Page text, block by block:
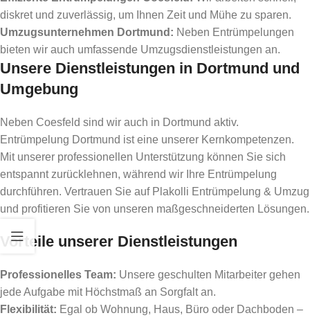
diskret und zuverlässig, um Ihnen Zeit und Mühe zu sparen.
Umzugsunternehmen Dortmund: Neben Entrümpelungen
bieten wir auch umfassende Umzugsdienstleistungen an.
Unsere Dienstleistungen in Dortmund und
Umgebung
Neben Coesfeld sind wir auch in Dortmund aktiv.
Entrümpelung Dortmund ist eine unserer Kernkompetenzen.
Mit unserer professionellen Unterstützung können Sie sich
entspannt zurücklehnen, während wir Ihre Entrümpelung
durchführen. Vertrauen Sie auf Plakolli Entrümpelung & Umzug
und profitieren Sie von unseren maßgeschneiderten Lösungen.
Vorteile unserer Dienstleistungen
Professionelles Team: Unsere geschulten Mitarbeiter gehen
jede Aufgabe mit Höchstmaß an Sorgfalt an.
Flexibilität: Egal ob Wohnung, Haus, Büro oder Dachboden –